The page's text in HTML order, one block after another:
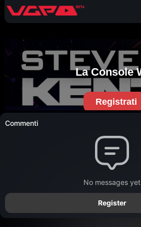
Commenti
No messages yet
Register